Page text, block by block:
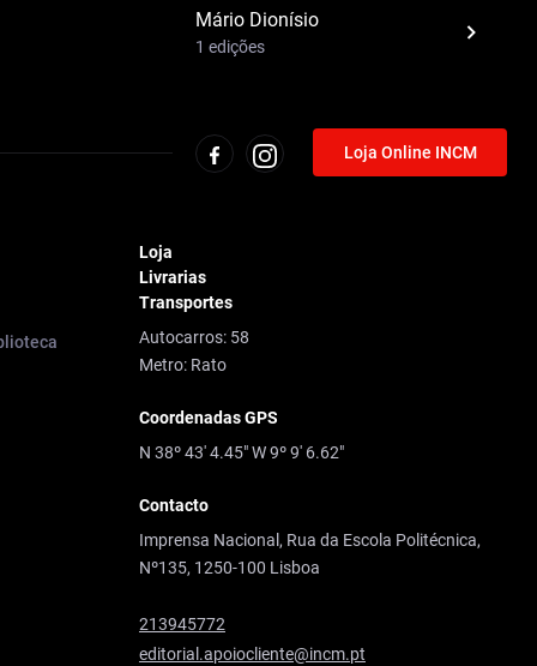
Mário Dionísio
1 edições
Loja Online INCM
Loja
Livrarias
Transportes
Autocarros: 58
Metro: Rato
Coordenadas GPS
N 38º 43' 4.45" W 9º 9' 6.62"
Contacto
Imprensa Nacional, Rua da Escola Politécnica,
Nº135, 1250-100 Lisboa
213945772
editorial.apoiocliente@incm.pt